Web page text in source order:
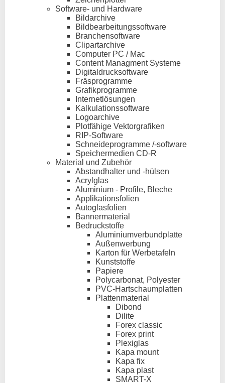
Software- und Hardware
Bildarchive
Bildbearbeitungssoftware
Branchensoftware
Clipartarchive
Computer PC / Mac
Content Managment Systeme
Digitaldrucksoftware
Fräsprogramme
Grafikprogramme
Internetlösungen
Kalkulationssoftware
Logoarchive
Plotfähige Vektorgrafiken
RIP-Software
Schneideprogramme /-software
Speichermedien CD-R
Material und Zubehör
Abstandhalter und -hülsen
Acrylglas
Aluminium - Profile, Bleche
Applikationsfolien
Autoglasfolien
Bannermaterial
Bedruckstoffe
Aluminiumverbundplatte
Außenwerbung
Karton für Werbetafeln
Kunststoffe
Papiere
Polycarbonat, Polyester
PVC-Hartschaumplatten
Plattenmaterial
Dibond
Dilite
Forex classic
Forex print
Plexiglas
Kapa mount
Kapa fix
Kapa plast
SMART-X